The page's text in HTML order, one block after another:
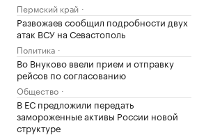
Пермский край
Развожаев сообщил подробности двух
атак ВСУ на Севастополь
Политика
Во Внуково ввели прием и отправку
рейсов по согласованию
Общество
В ЕС предложили передать
замороженные активы России новой
структуре